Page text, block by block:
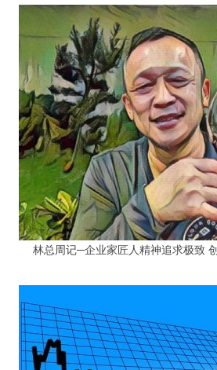
林总周记─企业家匠人精神追求极致